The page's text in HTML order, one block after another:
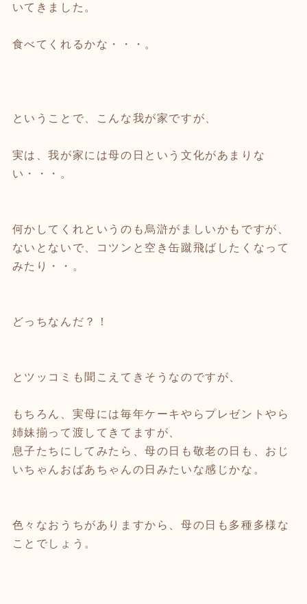
いてきました。
食べてくれるかな・・・。
ということで、こんな我が家ですが、
実は、我が家には母の日という文化があまりな
い・・・。
何かしてくれというのも烏滸がましいかもですが、
ないとないで、コツンと空き缶蹴飛ばしたくなって
みたり・・。
どっちなんだ？！
とツッコミも聞こえてきそうなのですが、
もちろん、実母には毎年ケーキやらプレゼントやら
姉妹揃って渡してきてますが、
息子たちにしてみたら、母の日も敬老の日も、おじ
いちゃんおばあちゃんの日みたいな感じかな。
色々なおうちがありますから、母の日も多種多様な
ことでしょう。